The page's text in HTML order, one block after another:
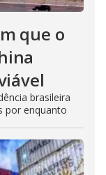
que o
brasileira
por enquanto